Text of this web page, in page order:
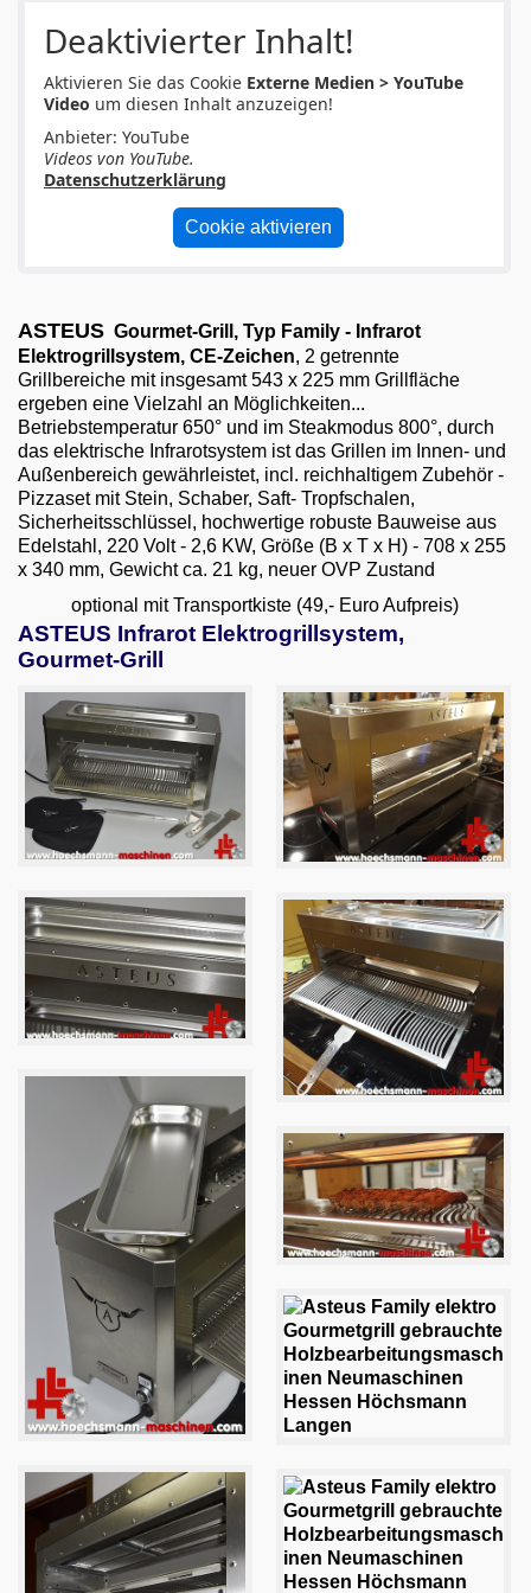
Deaktivierter Inhalt!
Aktivieren Sie das Cookie Externe Medien > YouTube
Video um diesen Inhalt anzuzeigen!
Anbieter: YouTube
Videos von YouTube.
Datenschutzerklärung
Cookie aktivieren
ASTEUS Gourmet-Grill , Typ Family - Infrarot
Elektrogrillsystem, CE-Zeichen, 2 getrennte
Grillbereiche mit insgesamt 543 x 225 mm Grillfläche
ergeben eine Vielzahl an Möglichkeiten...
Betriebstemperatur 650° und im Steakmodus 800°, durch
das elektrische Infrarotsystem ist das Grillen im Innen- und
Außenbereich gewährleistet, incl. reichhaltigem Zubehör -
Pizzaset mit Stein, Schaber, Saft- Tropfschalen,
Sicherheitsschlüssel, hochwertige robuste Bauweise aus
Edelstahl, 220 Volt - 2,6 KW, Größe (B x T x H) - 708 x 255
x 340 mm, Gewicht ca. 21 kg, neuer OVP Zustand
optional mit Transportkiste (49,- Euro Aufpreis)
ASTEUS Infrarot Elektrogrillsystem,
Gourmet-Grill